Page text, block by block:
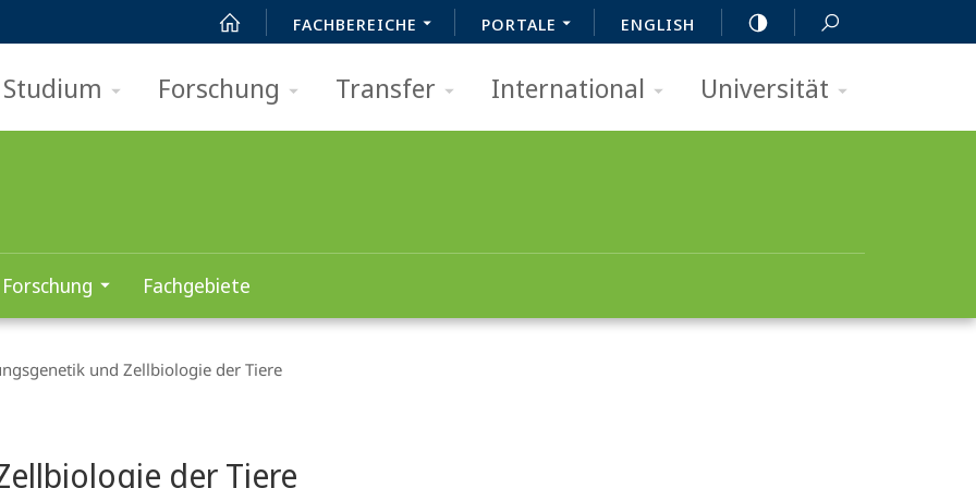
FACHBEREICHE PORTALE ENGLISH
Studium Forschung Transfer International Universität
Forschung Fachgebiete
und Zellbiologie der Tiere
der Tiere